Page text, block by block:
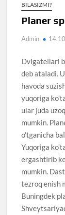
BILASIZMI?
Planer
Admin
Dvigatellari
deb ataladi.
havoda
yuqoriga
ular juda
mumkin.
o’tganicha
Yuqoriga
ergashtirib
mumkin.
tezroq enish
Buningdek